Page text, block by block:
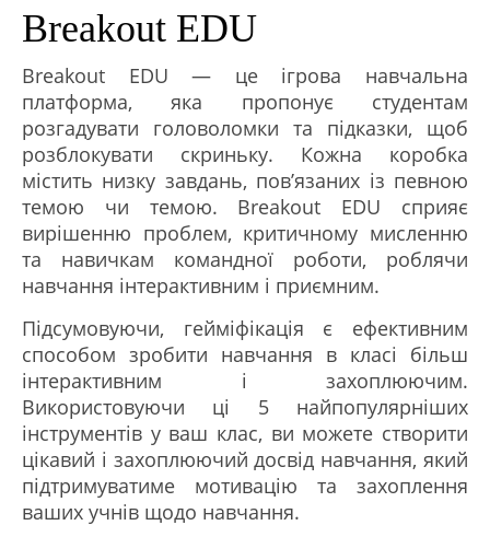
Breakout EDU
Breakout EDU — це ігрова навчальна
платформа, яка пропонує студентам
розгадувати головоломки та підказки, щоб
розблокувати скриньку. Кожна коробка
містить низку завдань, пов’язаних із певною
темою чи темою. Breakout EDU сприяє
вирішенню проблем, критичному мисленню
та навичкам командної роботи, роблячи
навчання інтерактивним і приємним.
Підсумовуючи, гейміфікація є ефективним
способом зробити навчання в класі більш
інтерактивним і захоплюючим.
Використовуючи ці 5 найпопулярніших
інструментів у ваш клас, ви можете створити
цікавий і захоплюючий досвід навчання, який
підтримуватиме мотивацію та захоплення
ваших учнів щодо навчання.